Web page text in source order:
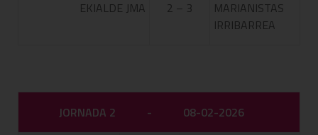
EKIALDE JMA 2 – 3
MARIANISTAS
IRRIBARREA
JORNADA 2 - 08-02-2026